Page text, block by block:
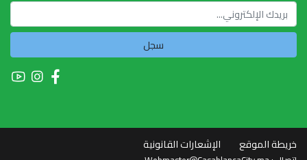
سجل
خريطة الموقع الإشعارات القانونية